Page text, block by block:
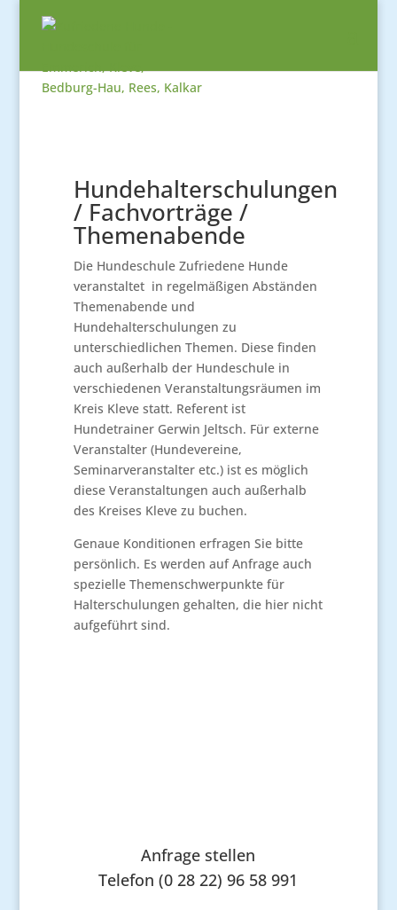
Hundehalterschulungen
/ Fachvorträge /
Themenabende
Die Hundeschule Zufriedene Hunde
veranstaltet in regelmäßigen Abständen
Themenabende und
Hundehalterschulungen zu
unterschiedlichen Themen. Diese finden
auch außerhalb der Hundeschule in
verschiedenen Veranstaltungsräumen im
Kreis Kleve statt. Referent ist
Hundetrainer Gerwin Jeltsch. Für externe
Veranstalter (Hundevereine,
Seminarveranstalter etc.) ist es möglich
diese Veranstaltungen auch außerhalb
des Kreises Kleve zu buchen.
Genaue Konditionen erfragen Sie bitte
persönlich. Es werden auf Anfrage auch
spezielle Themenschwerpunkte für
Halterschulungen gehalten, die hier nicht
aufgeführt sind.
Anfrage stellen
Telefon (0 28 22) 96 58 991